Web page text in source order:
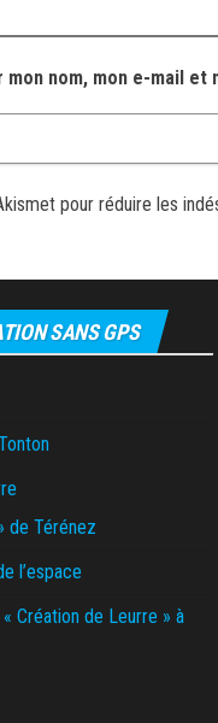
mon nom, mon e-mail et
pour réduire les
SANS GPS
de Térénez
l’espace
Création de Leurre » à